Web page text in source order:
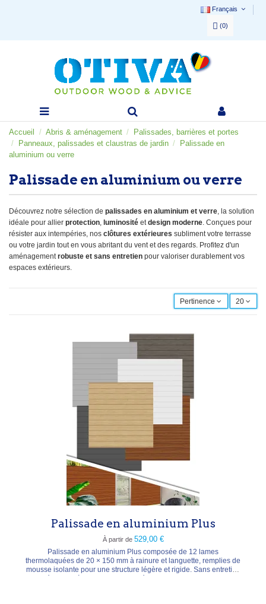
Français
(0)
Accueil Abris & aménagement
Palissades, barrières et portes
Panneaux, palissades et claustras de jardin
Palissade en
aluminium ou verre
Palissade en aluminium ou verre
Découvrez notre sélection de palissades en aluminium et verre, la solution
idéale pour allier protection, luminosité etdesign moderne. Conçues pour
résister aux intempéries, nos clôtures extérieures subliment votre terrasse
ou votre jardin tout en vous abritant du vent et des regards. Profitez d'un
aménagementrobuste et sans entretien pour valoriser durablement vos
espaces extérieurs.
Pertinence 20
Palissade en aluminium Plus
À partir de 529,00 €
Palissade en aluminium Plus composée de 12 lames
thermolaquées de 20 × 150 mm à rainure et languette, remplies de
mousse isolante pour une structure légère et rigide. Sans entretien